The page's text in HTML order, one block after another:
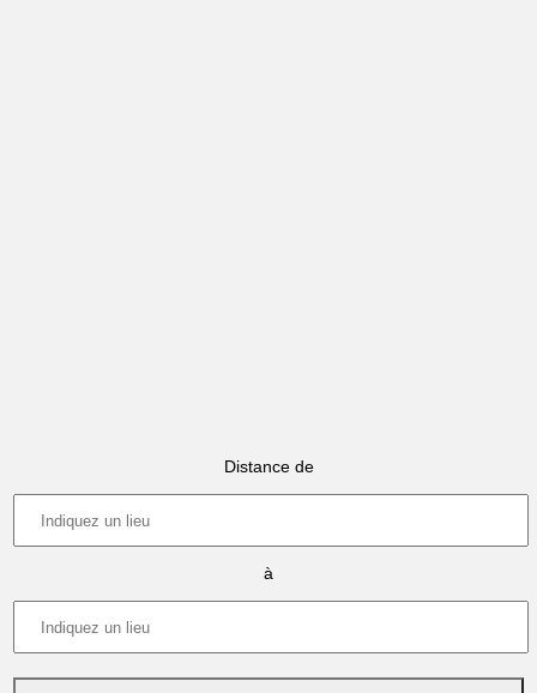
Distance de
à